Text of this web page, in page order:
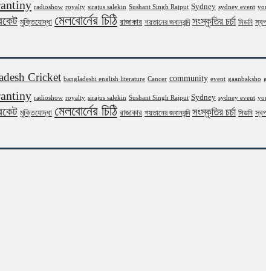
radioshow royalty sirajus salekin Sushant Singh Rajput Sydney sydney event
মুক্তিযোদ্ধা মেলবোর্নের চিঠি রাজাকার শয়তানের জবানবন্দি সংস্কৃতির চর্চা সিডনি
Cricket bangladeshi english literature Cancer community event gaanbaksho
radioshow royalty sirajus salekin Sushant Singh Rajput Sydney sydney event
মুক্তিযোদ্ধা মেলবোর্নের চিঠি রাজাকার শয়তানের জবানবন্দি সংস্কৃতির চর্চা সিডনি